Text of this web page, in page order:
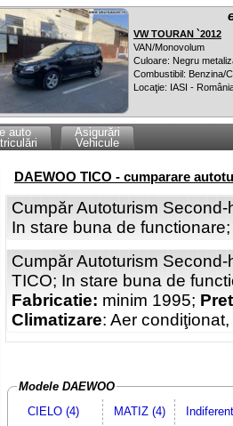
VW TOURAN `2012
VAN/Monovolum
Culoare: Negru
Combustibil: Benzina/
Locaţie: IASI -
auto
Asigurări
Vehicule
DAEWOO TICO - cumparare
Cumpăr Autoturism
In stare buna de
Cumpăr Autoturism
TICO; In stare buna de
Fabricatie: minim 1995;
Climatizare: Aer
Modele DAEWOO
CIELO (4)
MATIZ (4)